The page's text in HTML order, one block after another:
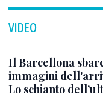
VIDEO
Il Barcellona
immagini
Lo schianto